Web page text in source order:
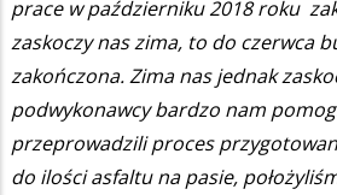
prace w październiku 2018 roku
zaskoczy nas zima, to do czerwca
zakończona. Zima nas jednak
podwykonawcy bardzo nam
przeprowadzili proces
do ilości asfaltu na pasie,